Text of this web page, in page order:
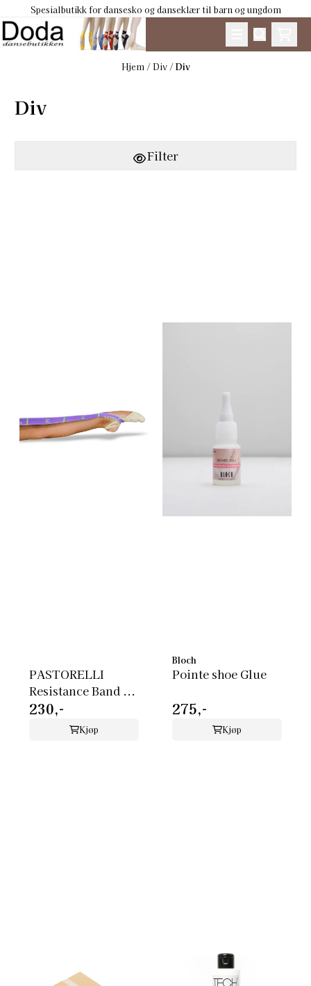
Hopp til innhold
Spesialbutikk for dansesko og danseklær til barn og ungdom
Hjem /Div /Div
Div
Filter
PASTORELLI
Resistance Band ...
230,-
Kjøp
Bloch
Pointe shoe Glue
275,-
Kjøp